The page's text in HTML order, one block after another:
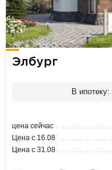
Элбург
В ипотеку:
цена сейчас
Цена с 16.08
Цена с 31.08